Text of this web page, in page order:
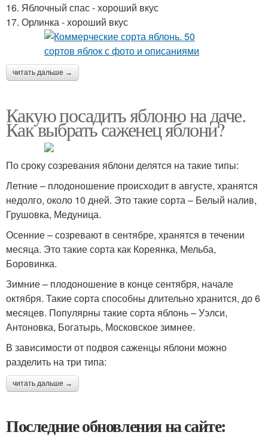
16. Яблочный спас - хороший вкус
17. Орлинка - хороший вкус
читать дальше →
Какую посадить яблоню на даче.
Как выбрать саженец яблони?
По сроку созревания яблони делятся на такие типы:
Летние – плодоношение происходит в августе, хранятся
недолго, около 10 дней. Это такие сорта – Белый налив,
Грушовка, Медуница.
Осенние – созревают в сентябре, хранятся в течении
месяца. Это такие сорта как Кореянка, Мельба,
Боровинка.
Зимние – плодоношение в конце сентября, начале
октября. Такие сорта способны длительно хранится, до 6
месяцев. Популярны такие сорта яблонь – Уэлси,
Антоновка, Богатырь, Московское зимнее.
В зависимости от подвоя саженцы яблони можно
разделить на три типа:
читать дальше →
Последние обновления на сайте: